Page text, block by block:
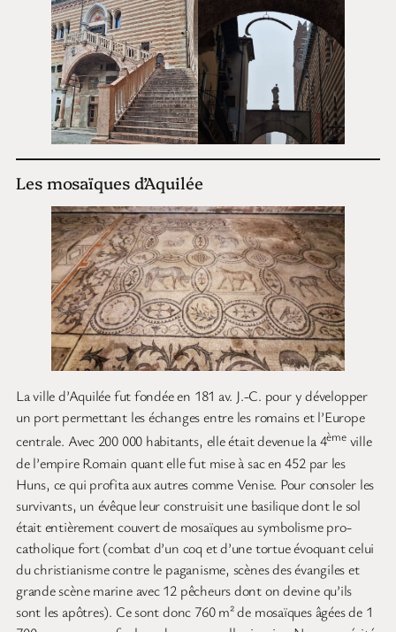
Les mosaïques d’Aquilée
La ville d’Aquilée fut fondée en 181 av. J.-C. pour y développer
un port permettant les échanges entre les romains et l’Europe
centrale. Avec 200 000 habitants, elle était devenue la 4èmeville
de l’empire Romain quant elle fut mise à sac en 452 par les
Huns, ce qui profita aux autres comme Venise. Pour consoler les
survivants, un évêque leur construisit une basilique dont le sol
était entièrement couvert de mosaïques au symbolisme pro-
catholique fort (combat d’un coq et d’une tortue évoquant celui
du christianisme contre le paganisme, scènes des évangiles et
grande scène marine avec 12 pêcheurs dont on devine qu’ils
sont les apôtres). Ce sont donc 760 m² de mosaïques âgées de 1